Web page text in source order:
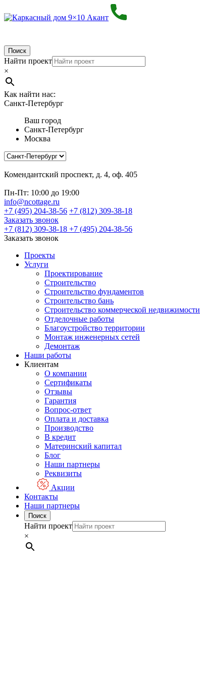
Поиск
Найти проект
×
Как найти нас:
Санкт-Петербург
Ваш город
Санкт-Петербург
Москва
Комендантский проспект, д. 4, оф. 405
Пн-Пт: 10:00 до 19:00
info@ncottage.ru
+7 (495) 204-38-56 +7 (812) 309-38-18
Заказать звонок
+7 (812) 309-38-18 +7 (495) 204-38-56
Заказать звонок
Проекты
Услуги
Проектирование
Строительство
Строительство фундаментов
Строительство бань
Строительство коммерческой недвижимости
Отделочные работы
Благоустройство территории
Монтаж инженерных сетей
Демонтаж
Наши работы
Клиентам
О компании
Сертификаты
Отзывы
Гарантия
Вопрос-ответ
Оплата и доставка
Производство
В кредит
Материнский капитал
Блог
Наши партнеры
Реквизиты
Акции
Контакты
Наши партнеры
Поиск
Найти проект
×